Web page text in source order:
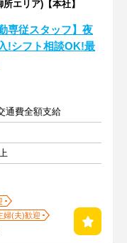
エリア)【本社】
専従スタッフ】夜
!シフト相談OK!最
通費全額支給
婦(夫)歓迎